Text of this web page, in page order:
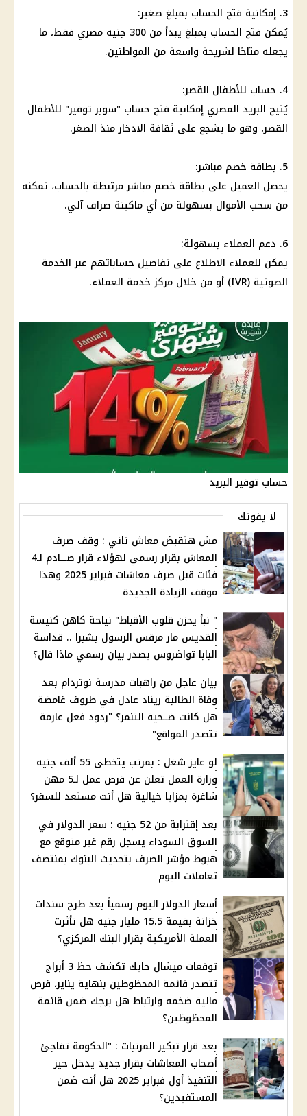
3. إمكانية فتح الحساب بمبلغ صغير:
يُمكن فتح الحساب بمبلغ يبدأ من 300 جنيه مصري فقط، ما
يجعله متاحًا لشريحة واسعة من المواطنين.
4. حساب للأطفال القصر:
يُتيح البريد المصري إمكانية فتح حساب "سوبر توفير" للأطفال
القصر، وهو ما يشجع على ثقافة الادخارمنذ الصغر.
5. بطاقة خصم مباشر:
يحصل العميل على بطاقة خصم مباشر مرتبطة بالحساب، تمكنه
من سحب الأموال بسهولة من أي ماكينة صراف آلي.
6. دعم العملاء بسهولة:
يمكن للعملاء الاطلاع على تفاصيل حساباتهم عبر الخدمة
الصوتية (IVR) أو من خلال مركز خدمة
العملاء.
حساب توفير البريد
لا يفوتك
مش هتقبض معاش تاني : وقف صرف
المعاش بقرار رسمي لهؤلاء قرار صـــادم لـ4
فئات قبل صرف معاشات فبراير 2025 وهذا
موقف الزيادة الجديدة
" نبأ يحزن قلوب الأقباط" نياحة كاهن كنيسة
القديس مار مرقس الرسول بشبرا .. قداسة
البابا تواضروس يصدر بيان رسمي ماذا قال؟
بيان عاجل من راهبات مدرسة نوتردام بعد
وفاة الطالبة ريناد عادل في ظروف غامضة
هل كانت ضــحية التنمر؟ "ردود فعل عارمة
تتصدر المواقع"
لو عايز شغل : بمرتب يتخطى 55 ألف جنيه
وزارة العمل تعلن عن فرص عمل لـ5 مهن
شاغرة بمزايا خيالية هل أنت مستعد للسفر؟
بعد إقترابة من 52 جنيه : سعر الدولار في
السوق السوداء يسجل رقم غير متوقع مع
هبوط مؤشر الصرف بتحديث البنوك بمنتصف
تعاملات اليوم
أسعار الدولار اليوم رسمياً بعد طرح سندات
خزانة بقيمة 15.5 مليار جنيه هل تأثرت
العملة الأمريكية بقرار البنك المركزي؟
توقعات ميشال حايك تكشف حظ 3 أبراج
تتصدر قائمة المحظوظين بنهاية يناير، فرص
مالية ضخمه وارتباط هل برجك ضمن قائمة
المحظوظين؟
بعد قرار تبكير المرتبات : "الحكومة تفاجئ
أصحاب المعاشات بقرار جديد يدخل حيز
التنفيذ أول فبراير 2025 هل أنت ضمن
المستفيدين؟